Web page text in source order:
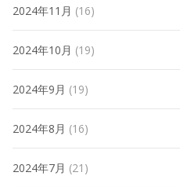
2024年11月 (16)
2024年10月 (19)
2024年9月 (19)
2024年8月 (16)
2024年7月 (21)